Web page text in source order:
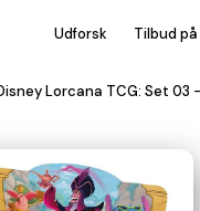
Udforsk Tilbud
Lorcana TCG: Set 03